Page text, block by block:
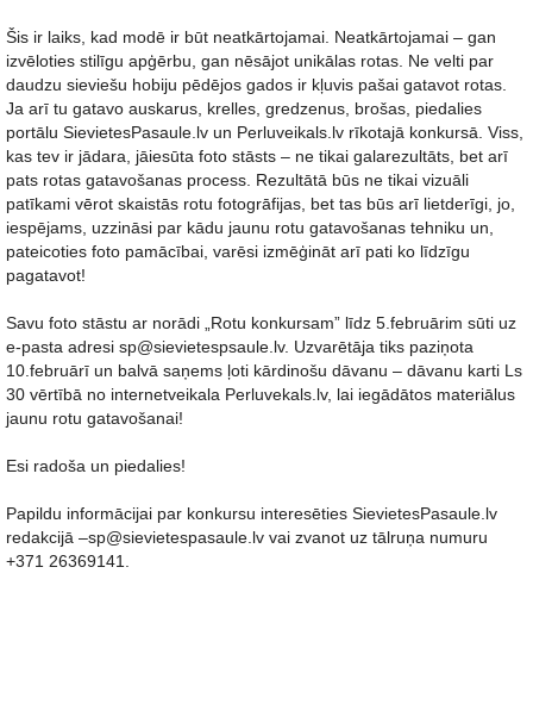
Šis ir laiks, kad modē ir būt neatkārtojamai. Neatkārtojamai – gan
izvēloties stilīgu apģērbu, gan nēsājot unikālas rotas. Ne velti par
daudzu sieviešu hobiju pēdējos gados ir kļuvis pašai gatavot rotas.
Ja arī tu gatavo auskarus, krelles, gredzenus, brošas, piedalies
portālu SievietesPasaule.lv un Perluveikals.lv rīkotajā konkursā. Viss,
kas tev ir jādara, jāiesūta foto stāsts – ne tikai galarezultāts, bet arī
pats rotas gatavošanas process. Rezultātā būs ne tikai vizuāli
patīkami vērot skaistās rotu fotogrāfijas, bet tas būs arī lietderīgi, jo,
iespējams, uzzināsi par kādu jaunu rotu gatavošanas tehniku un,
pateicoties foto pamācībai, varēsi izmēģināt arī pati ko līdzīgu
pagatavot!
Savu foto stāstu ar norādi „Rotu konkursam” līdz 5.februārim sūti uz
e-pasta adresi sp@sievietespsaule.lv. Uzvarētāja tiks paziņota
10.februārī un balvā saņems ļoti kārdinošu dāvanu – dāvanu karti Ls
30 vērtībā no internetveikala Perluvekals.lv, lai iegādātos materiālus
jaunu rotu gatavošanai!
Esi radoša un piedalies!
Papildu informācijai par konkursu interesēties SievietesPasaule.lv
redakcijā –sp@sievietespasaule.lv vai zvanot uz tālruņa numuru
+371 26369141.